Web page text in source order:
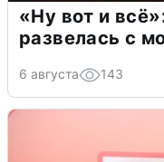
«Ну вот и
развелась с
6 августа 143